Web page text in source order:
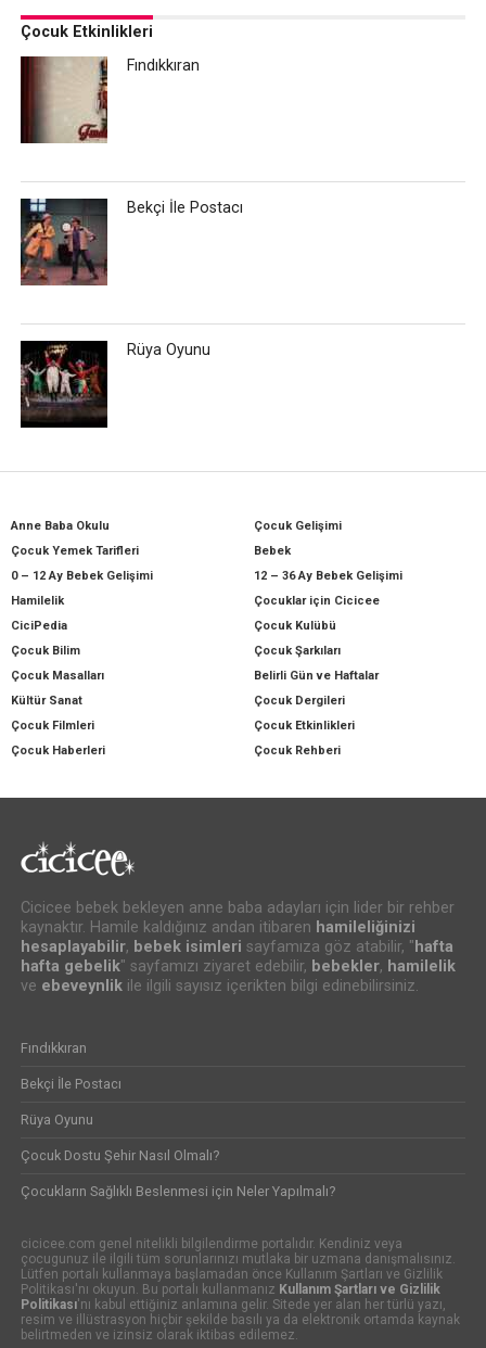
Çocuk Etkinlikleri
Fındıkkıran
Bekçi İle Postacı
Rüya Oyunu
Anne Baba Okulu
Çocuk Gelişimi
Çocuk Yemek Tarifleri
Bebek
0 – 12 Ay Bebek Gelişimi
12 – 36 Ay Bebek Gelişimi
Hamilelik
Çocuklar için Cicicee
CiciPedia
Çocuk Kulübü
Çocuk Bilim
Çocuk Şarkıları
Çocuk Masalları
Belirli Gün ve Haftalar
Kültür Sanat
Çocuk Dergileri
Çocuk Filmleri
Çocuk Etkinlikleri
Çocuk Haberleri
Çocuk Rehberi
Cicicee bebek bekleyen anne baba adayları için lider bir rehber
kaynaktır. Hamile kaldığınız andan itibaren hamileliğinizi
hesaplayabilir, bebek isimleri sayfamıza göz atabilir, " hafta
hafta gebelik" sayfamızı ziyaret edebilir, bebekler, hamilelik
ve ebeveynlikile ilgili sayısız içerikten bilgi edinebilirsiniz.
Fındıkkıran
Bekçi İle Postacı
Rüya Oyunu
Çocuk Dostu Şehir Nasıl Olmalı?
Çocukların Sağlıklı Beslenmesi için Neler Yapılmalı?
cicicee.com genel nitelikli bilgilendirme portalıdır. Kendiniz veya
çocugunuz ile ilgili tüm sorunlarınızı mutlaka bir uzmana danışmalısınız.
Lütfen portalı kullanmaya başlamadan önce Kullanım Şartları ve Gizlilik
Politikası'nı okuyun. Bu portalı kullanmanız Kullanım Şartları ve Gizlilik
Politikası'nı kabul ettiğiniz anlamına gelir. Sitede yer alan her türlü yazı,
resim ve illüstrasyon hiçbir şekilde basılı ya da elektronik ortamda kaynak
belirtmeden ve izinsiz olarak iktibas edilemez.